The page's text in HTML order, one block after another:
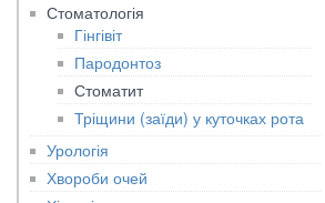
Стоматологія
Гінгівіт
Пародонтоз
Стоматит
Тріщини (заїди) у куточках рота
Урологія
Хвороби очей